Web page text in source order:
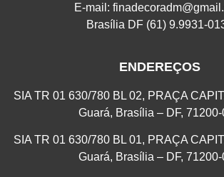
E-mail:
Brasília DF (61) 9.9931-
ENDEREÇOS
SIA TR 01 630/780 BL 02, PRAÇA
Guará, Brasília – DF, 71200-
SIA TR 01 630/780 BL 01, PRAÇA
Guará, Brasília – DF, 71200-